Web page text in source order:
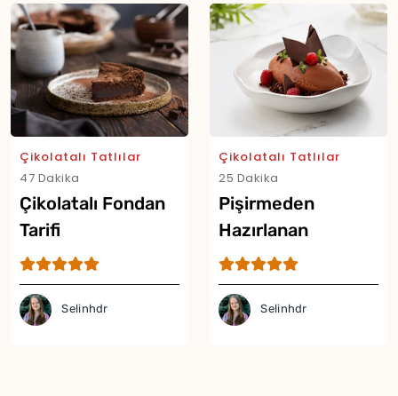
Çikolatalı Tatlılar
47 Dakika
Çikolatalı Fondan
Tarifi
Selinhdr
Çikolatalı Tatlılar
25 Dakika
Pişirmeden
Hazırlanan
Yumurtasız
Mousse Tarifi
Selinhdr